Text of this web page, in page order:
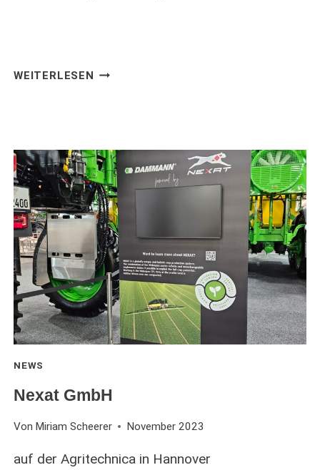
WEITERLESEN B+
NEWS
Nexat GmbH
Von Miriam Scheerer November 2023
auf der Agritechnica in Hannover